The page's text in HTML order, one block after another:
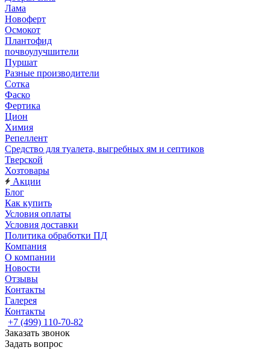
Лама
Новоферт
Осмокот
Плантофид
почвоулучшители
Пуршат
Разные производители
Сотка
Фаско
Фертика
Цион
Химия
Репеллент
Средство для туалета, выгребных ям и септиков
Тверской
Хозтовары
Акции
Блог
Как купить
Условия оплаты
Условия доставки
Политика обработки ПД
Компания
О компании
Новости
Отзывы
Контакты
Галерея
Контакты
+7 (499) 110-70-82
Заказать звонок
Задать вопрос